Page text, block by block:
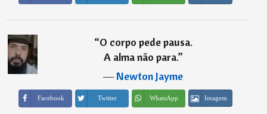
“O corpo pede pausa.
A alma não para.”
―Newton Jayme
Facebook Twitter WhatsApp Imagem